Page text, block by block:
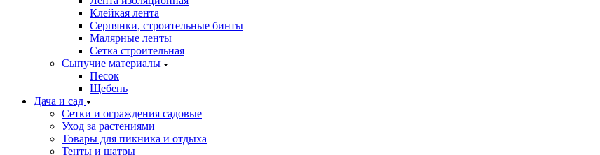
Клейкая лента
Серпянки, строительные бинты
Малярные ленты
Сетка строительная
Сыпучие материалы
Песок
Щебень
Дача и сад
Сетки и ограждения садовые
Уход за растениями
Товары для пикника и отдыха
Тенты и шатры